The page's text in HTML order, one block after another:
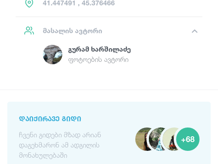
41.447491 , 45.376466
მასალის ავტორი
Გურამ Ხარშილაძე
ფოტოების ავტორი
ᲓᲐᲘᲥᲘᲠᲐᲕᲔ ᲒᲘᲓᲘ
ჩვენი გიდები მზად არიან
დაგეხმარონ ამ ადგილის
მონახულებაში
+68